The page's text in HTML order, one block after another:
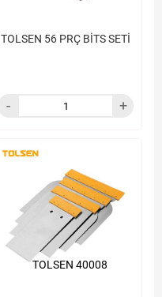
TOLSEN 56 PRÇ BİTS SETİ
TOLSEN 40008